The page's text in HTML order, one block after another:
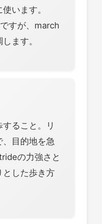
います。
すが、march
ます。
ること。リ
目的地を急
の力強さと
とした歩き方